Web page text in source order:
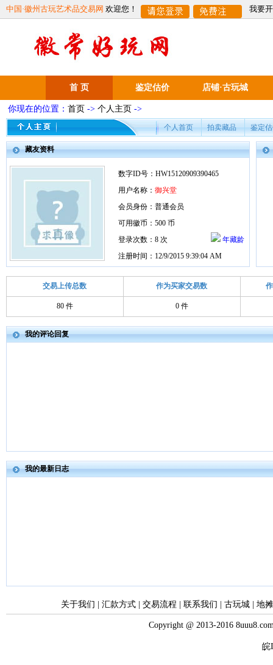
中国·徽州古玩艺术品交易网 欢迎您！ 我要
首 页 鉴定估价 店铺·古玩城
你现在的位置： 首页 -> 个人主页 ->
个人首页 拍卖藏品 鉴定
藏友资料
年藏龄
数字ID号：HW15120909390465
用户名称： 御兴堂
会员身份：普通会员
可用徽币：500 币
登录次数：8 次
注册时间：12/9/2015 9:39:04 AM
交易上传总数 作为买家交易数
80 件 0 件
我的评论回复
我的最新日志
关于我们 |汇款方式 |交易流程 |联系我们 |古玩城 |地
Copyright @ 2013-2016
皖